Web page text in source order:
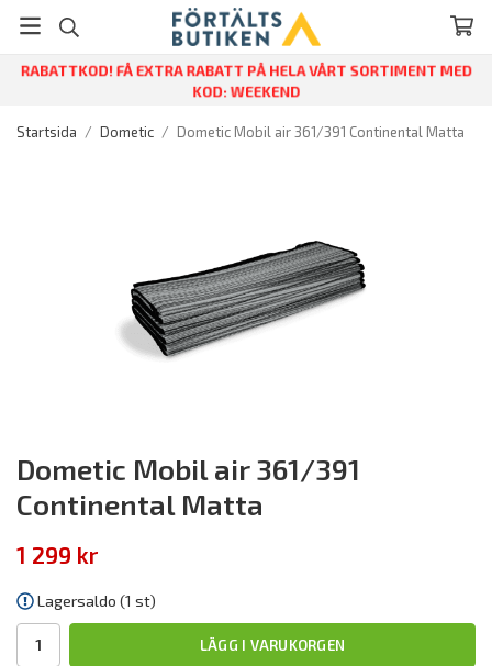
RABATTKOD! FÅ EXTRA RABATT PÅ HELA VÅRT SORTIMENT MED
KOD: WEEKEND
Startsida / Dometic / Dometic Mobil air 361/391 Continental Matta
Dometic Mobil air 361/391
Continental Matta
1 299 kr
Lagersaldo (1 st)
LÄGG I VARUKORGEN